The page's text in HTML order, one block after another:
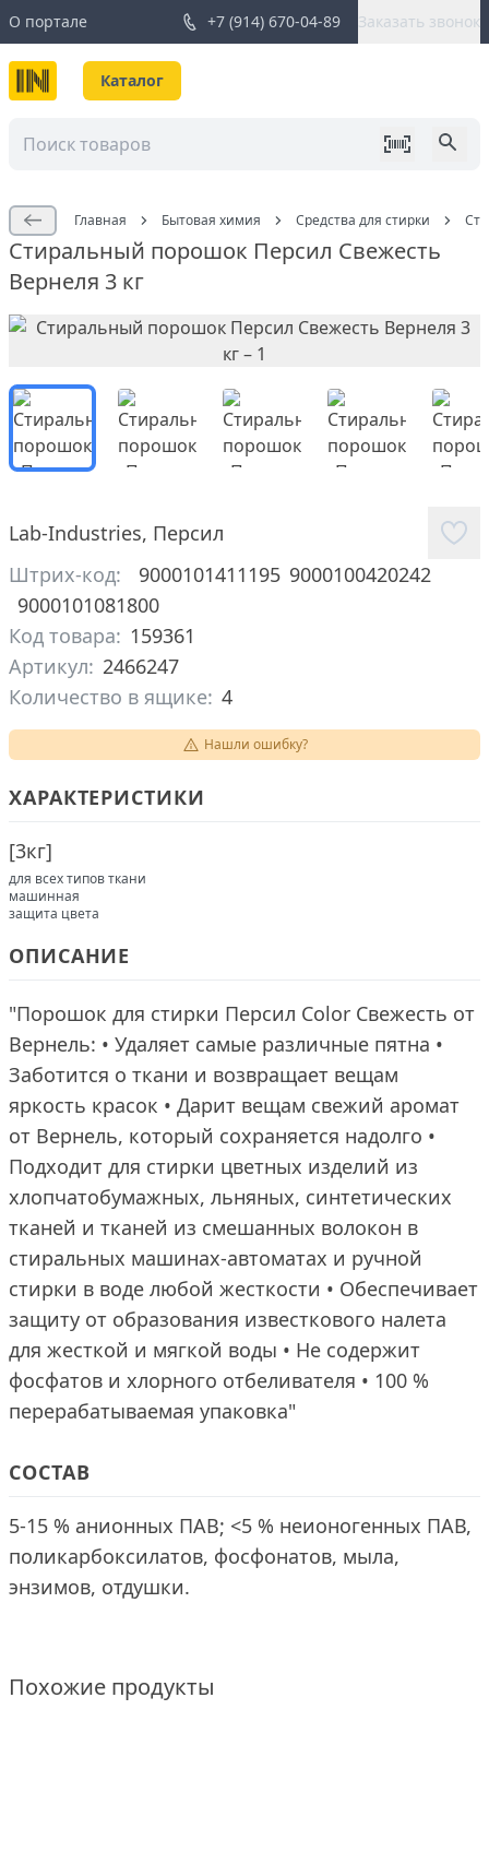
О портале +7 (914) 670-04-89 Заказать звонок
Каталог
Главная Бытовая химия Средства для стирки
Стиральный порошок Персил Свежесть
Вернеля 3 кг
Lab-Industries, Персил
Штрих-код:
9000101411195 9000100420242
9000101081800
Код товара: 159361
Артикул: 2466247
Количество в ящике: 4
Нашли ошибку?
ХАРАКТЕРИСТИКИ
[3кг]
для всех типов ткани
машинная
защита цвета
ОПИСАНИЕ
"Порошок для стирки Персил Color Свежесть от
Вернель: • Удаляет самые различные пятна •
Заботится о ткани и возвращает вещам
яркость красок • Дарит вещам свежий аромат
от Вернель, который сохраняется надолго •
Подходит для стирки цветных изделий из
хлопчатобумажных, льняных, синтетических
тканей и тканей из смешанных волокон в
стиральных машинах-автоматах и ручной
стирки в воде любой жесткости • Обеспечивает
защиту от образования известкового налета
для жесткой и мягкой воды • Не содержит
фосфатов и хлорного отбеливателя • 100 %
перерабатываемая упаковка"
СОСТАВ
5-15 % анионных ПАВ; <5 % неионогенных ПАВ,
поликарбоксилатов, фосфонатов, мыла,
энзимов, отдушки.
Похожие продукты